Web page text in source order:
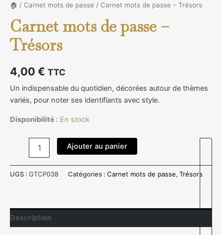
🏠 / Carnet mots de passe / Carnet mots de passe – Trésors
Carnet mots de passe –
Trésors
4,00 € TTC
Un indispensable du quotidien, décorées autour de thèmes
variés, pour noter ses identifiants avec style.
Disponibilité : En stock
Ajouter au panier
UGS : GTCP038 Catégories : Carnet mots de passe, Trésors
Description